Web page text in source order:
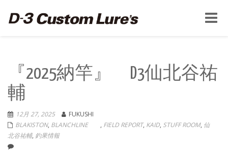
Toggle
『2025納竿』 D3仙北谷祐
輔
12月 27, 2025
FUKUSHI
BLAKISTON, BLANCHLINE , FIELD REPORT, KAID, STUFF ROOM, 仙
北谷祐輔, 釣果情報